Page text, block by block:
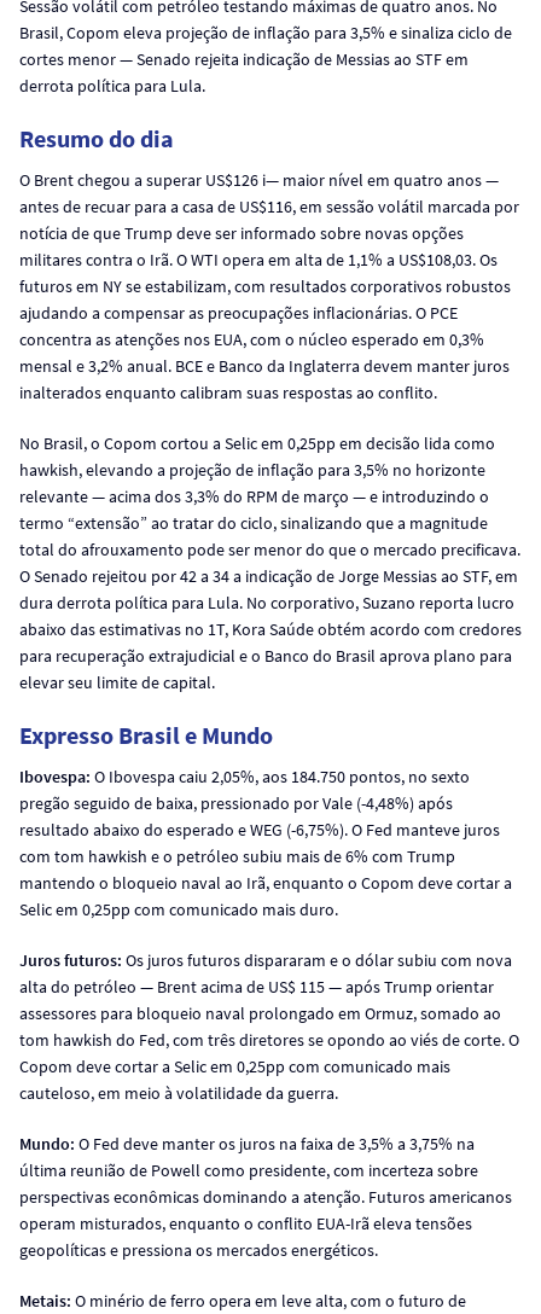
Sessão volátil com petróleo testando máximas de quatro anos. No
Brasil, Copom eleva projeção de inflação para 3,5% e sinaliza ciclo de
cortes menor — Senado rejeita indicação de Messias ao STF em
derrota política para Lula.
Resumo do dia
O Brent chegou a superar US$126 i— maior nível em quatro anos —
antes de recuar para a casa de US$116, em sessão volátil marcada por
notícia de que Trump deve ser informado sobre novas opções
militares contra o Irã. O WTI opera em alta de 1,1% a US$108,03. Os
futuros em NY se estabilizam, com resultados corporativos robustos
ajudando a compensar as preocupações inflacionárias. O PCE
concentra as atenções nos EUA, com o núcleo esperado em 0,3%
mensal e 3,2% anual. BCE e Banco da Inglaterra devem manter juros
inalterados enquanto calibram suas respostas ao conflito.
No Brasil, o Copom cortou a Selic em 0,25pp em decisão lida como
hawkish, elevando a projeção de inflação para 3,5% no horizonte
relevante — acima dos 3,3% do RPM de março — e introduzindo o
termo “extensão” ao tratar do ciclo, sinalizando que a magnitude
total do afrouxamento pode ser menor do que o mercado precificava.
O Senado rejeitou por 42 a 34 a indicação de Jorge Messias ao STF, em
dura derrota política para Lula. No corporativo, Suzano reporta lucro
abaixo das estimativas no 1T, Kora Saúde obtém acordo com credores
para recuperação extrajudicial e o Banco do Brasil aprova plano para
elevar seu limite de capital.
Expresso Brasil e Mundo
Ibovespa: O Ibovespa caiu 2,05%, aos 184.750 pontos, no sexto
pregão seguido de baixa, pressionado por Vale (-4,48%) após
resultado abaixo do esperado e WEG (-6,75%). O Fed manteve juros
com tom hawkish e o petróleo subiu mais de 6% com Trump
mantendo o bloqueio naval ao Irã, enquanto o Copom deve cortar a
Selic em 0,25pp com comunicado mais duro.
Juros futuros: Os juros futuros dispararam e o dólar subiu com nova
alta do petróleo — Brent acima de US$ 115 — após Trump orientar
assessores para bloqueio naval prolongado em Ormuz, somado ao
tom hawkish do Fed, com três diretores se opondo ao viés de corte. O
Copom deve cortar a Selic em 0,25pp com comunicado mais
cauteloso, em meio à volatilidade da guerra.
Mundo: O Fed deve manter os juros na faixa de 3,5% a 3,75% na
última reunião de Powell como presidente, com incerteza sobre
perspectivas econômicas dominando a atenção. Futuros americanos
operam misturados, enquanto o conflito EUA-Irã eleva tensões
geopolíticas e pressiona os mercados energéticos.
Metais: O minério de ferro opera em leve alta, com o futuro de